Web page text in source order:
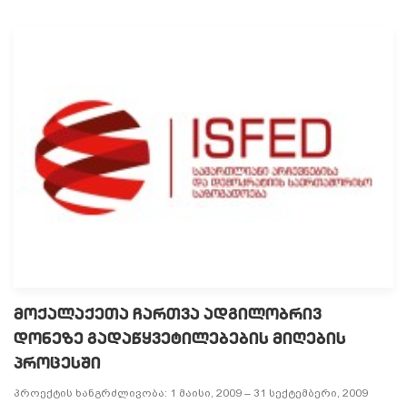
ᲛᲝᲥᲐᲚᲐᲥᲔᲗᲐ ᲩᲐᲠᲗᲕᲐ ᲐᲓᲒᲘᲚᲝᲑᲠᲘᲕ
ᲓᲝᲜᲔᲖᲔ ᲒᲐᲓᲐᲬᲧᲕᲔᲢᲘᲚᲔᲑᲔᲑᲘᲡ ᲛᲘᲦᲔᲑᲘᲡ
ᲞᲠᲝᲪᲔᲡᲨᲘ
პროექტის ხანგრძლივობა: 1 მაისი, 2009 – 31 სექტემბერი, 2009